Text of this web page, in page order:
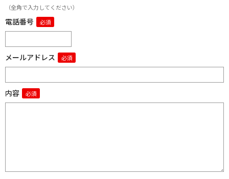
（全角で入力してください）
電話番号
メールアドレス
内容